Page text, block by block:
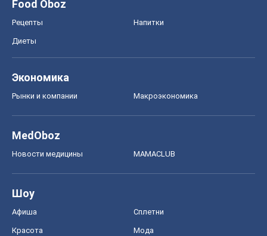
Food Oboz
Рецепты Напитки
Диеты
Экономика
Рынки и компании Mакроэкономика
MedOboz
Новости медицины MAMACLUB
Шоу
Афиша Сплетни
Красота Мода